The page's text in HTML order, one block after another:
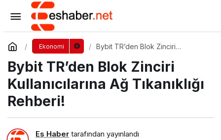
Ekonomi
Bybit TR’den Blok Zinciri
Rehberi!
Bybit TR’den Blok Zinciri
Kullanıcılarına Ağ Tıkanıklığı
Rehberi!
Es Haber tarafından yayınlandı
Brand Finance Global 500 (2024) Raporu
Yayımlandı!
Yorum Yap Paylaş